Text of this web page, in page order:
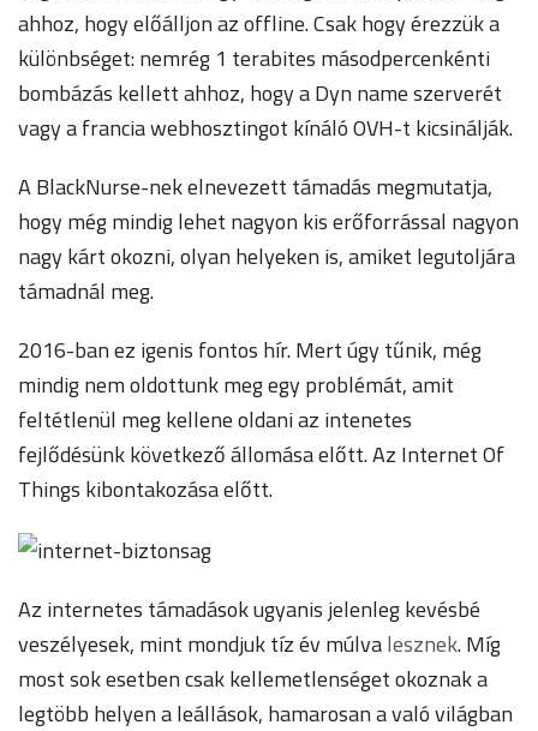
ahhoz, hogy előálljon az offline. Csak hogy érezzük a
különbséget: nemrég 1 terabites másodpercenkénti
bombázás kellett ahhoz, hogy a Dyn name szerverét
vagy a francia webhosztingot kínáló OVH-t kicsinálják.
A BlackNurse-nek elnevezett támadás megmutatja,
hogy még mindig lehet nagyon kis erőforrással nagyon
nagy kárt okozni, olyan helyeken is, amiket legutoljára
támadnál meg.
2016-ban ez igenis fontos hír. Mert úgy tűnik, még
mindig nem oldottunk meg egy problémát, amit
feltétlenül meg kellene oldani az intenetes
fejlődésünk következő állomása előtt. Az Internet Of
Things kibontakozása előtt.
Az internetes támadások ugyanis jelenleg kevésbé
veszélyesek, mint mondjuk tíz év múlvalesznek. Míg
most sok esetben csak kellemetlenséget okoznak a
legtöbb helyen a leállások, hamarosan a való világban